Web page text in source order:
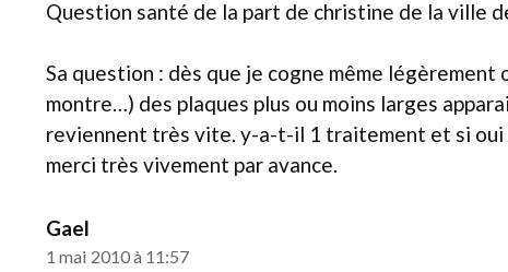
Question santé de la part de christine de la ville
Sa question : dès que je cogne même
montre…) des plaques plus ou moins larges
reviennent très vite. y-a-t-il 1 traitement et si oui
merci très vivement par avance.
Gael
1 mai 2010 à 11:57